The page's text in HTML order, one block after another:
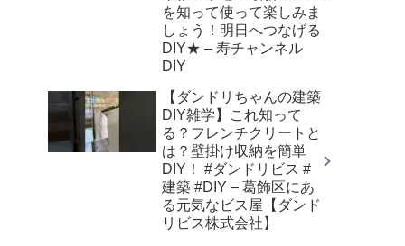
を知って使って楽しみま
しょう！明日へつなげる
DIY★ – 寿チャンネル
DIY
【ダンドリちゃんの建築
DIY雑学】これ知って
る？フレンチクリートと
は？壁掛け収納を簡単
DIY！ #ダンドリビス #
建築 #DIY – 葛飾区にあ
る元気なビス屋【ダンド
リビス株式会社】